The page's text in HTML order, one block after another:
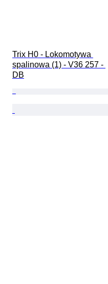
Trix H0 - Lokomotywa
spalinowa (1) - V36 257 -
DB